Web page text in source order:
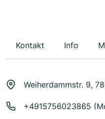
Kontakt Info
Weiherdammstr. 9,
+4915756023865